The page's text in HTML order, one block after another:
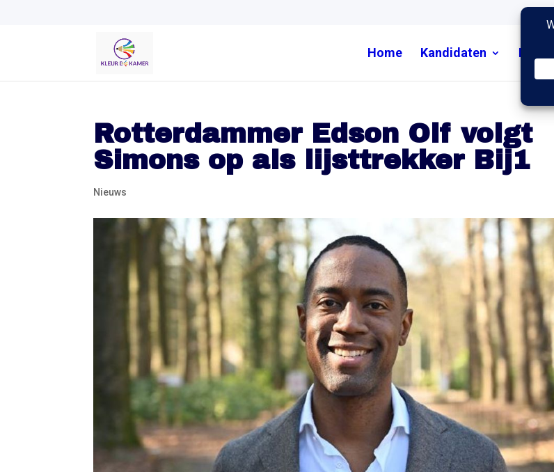
Home Kandidaten Nieuws
Rotterdammer Edson Olf volgt
Simons op als lijsttrekker Bij1
Nieuws